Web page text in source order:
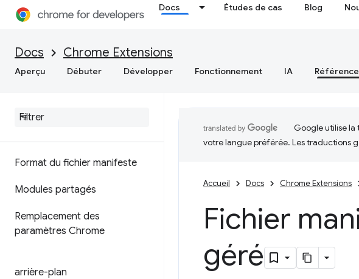
Docs Études de cas Blog
Docs Chrome Extensions
Aperçu Débuter Développer Fonctionnement IA Référence
Format du fichier manifeste
Modules partagés
Remplacement des
paramètres Chrome
arrière-plan
Google utilise la
votre langue préférée. Les traductions
Accueil Docs Chrome Extensions
Fichier
géré